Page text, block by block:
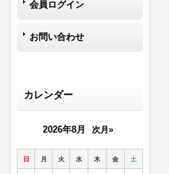
会員ログイン
お問い合わせ
カレンダー
2026年8月 次月»
日 月 火 水 木 金 土